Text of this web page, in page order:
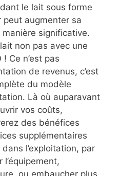
le lait sous forme
augmenter sa
significative.
non pas avec une
Ce n’est pas
de revenus, c’est
du modèle
Là où auparavant
vos coûts,
des bénéfices
supplémentaires
l’exploitation, par
ou embaucher plus